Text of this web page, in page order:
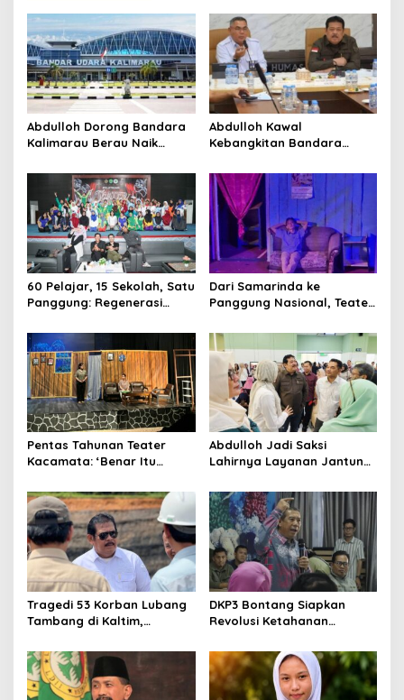
Abdulloh Dorong Bandara
Kalimarau Berau Naik
Internasional Kaltim
Abdulloh Kawal
Kebangkitan Bandara
Dorong Keberlanjutan
Proyek Strategis
60 Pelajar, 15 Sekolah, Satu
Panggung: Regenerasi
Jalannya
Dari Samarinda ke
Panggung Nasional, Teater
Kalimantan ke FTRN ISI
Yogyakarta
Pentas Tahunan Teater
Kacamata: ‘Benar Itu
Korupsi dan Kemiskinan
Abdulloh Jadi Saksi
Lahirnya Layanan Jantung
Jawaban Kebutuhan
Rakyat
Tragedi 53 Korban Lubang
Tambang di Kaltim,
Total Tata Kelola
DKP3 Bontang Siapkan
Revolusi Ketahanan
Smartani Jadi Senjata
Media Satya News